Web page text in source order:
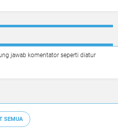
jawab komentator seperti diatur
SEMUA